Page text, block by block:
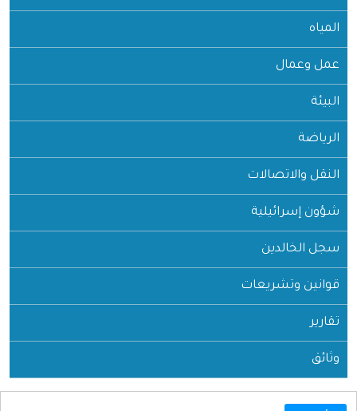
المياه
عمل وعمال
البيئة
الرياضة
النقل والاتصالات
شؤون إسرائيلية
سجل الخالدين
قوانين وتشريعات
تقارير
وثائق